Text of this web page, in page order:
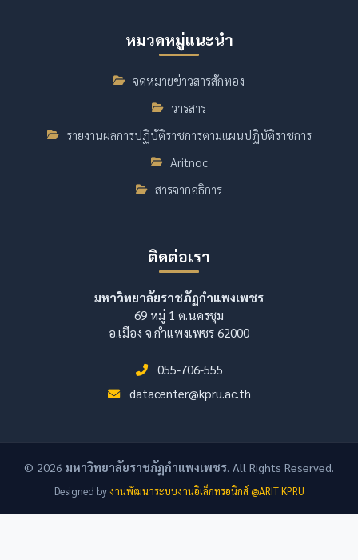
หมวดหมู่แนะนำ
จดหมายข่าวสารสักทอง
วารสาร
รายงานผลการปฏิบัติราชการตามแผนปฏิบัติราชการ
Aritnoc
สารจากอธิการ
ติดต่อเรา
มหาวิทยาลัยราชภัฏกำแพงเพชร
69 หมู่ 1 ต.นครชุม
อ.เมือง จ.กำแพงเพชร 62000
055-706-555
datacenter@kpru.ac.th
© 2026 มหาวิทยาลัยราชภัฏกำแพงเพชร. All Rights Reserved.
Designed byงานพัฒนาระบบงานอิเล็กทรอนิกส์ @ARIT KPRU